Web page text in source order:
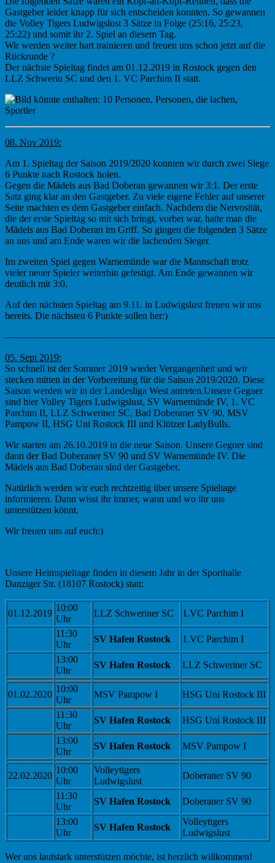
Gastgeber leider knapp für sich entscheiden konnten. So gewannen
die Volley Tigers Ludwigslust 3 Sätze in Folge (25:16, 25:23,
25:22) und somit ihr 2. Spiel an diesem Tag.
Wir werden weiter hart trainieren und freuen uns schon jetzt auf die
Rückrunde ?
Der nächste Spieltag findet am 01.12.2019 in Rostock gegen den
LLZ Schwerin SC und den 1. VC Parchim II statt.
08. Nov 2019:
Am 1. Spieltag der Saison 2019/2020 konnten wir durch zwei Siege
6 Punkte nach Rostock holen.
Gegen die Mädels aus Bad Doberan gewannen wir 3:1. Der erste
Satz ging klar an den Gastgeber. Zu viele eigene Fehler auf unserer
Seite machten es dem Gastgeber einfach. Nachdem die Nervosität,
die der erste Spieltag so mit sich bringt, vorbei war, hatte man die
Mädels aus Bad Doberan im Griff. So gingen die folgenden 3 Sätze
an uns und am Ende waren wir die lachenden Sieger.
Im zweiten Spiel gegen Warnemünde war die Mannschaft trotz
vieler neuer Spieler weiterhin gefestigt. Am Ende gewannen wir
deutlich mit 3:0.
Auf den nächsten Spieltag am 9.11. in Ludwigslust freuen wir uns
bereits. Die nächsten 6 Punkte sollen her:)
05. Sept 2019:
So schnell ist der Sommer 2019 wieder Vergangenheit und wir
stecken mitten in der Vorbereitung für die Saison 2019/2020. Diese
Saison werden wir in der Landesliga West antreten.Unsere Gegner
sind hier Volley Tigers Ludwigslust, SV Warnemünde IV, 1. VC
Parchim II, LLZ Schweriner SC, Bad Doberaner SV 90, MSV
Pampow II, HSG Uni Rostock III und Klützer LadyBulls.
Wir starten am 26.10.2019 in die neue Saison. Unsere Gegner sind
dann der Bad Doberaner SV 90 und SV Warnemünde IV. Die
Mädels aus Bad Doberan sind der Gastgeber.
Natürlich werden wir euch rechtzeitig über unsere Spieltage
informieren. Dann wisst ihr immer, wann und wo ihr uns
unterstützen könnt.
Wir freuen uns auf euch:)
Unsere Heimspieltage finden in diesem Jahr in der Sporthalle
Danziger Str. (18107 Rostock) statt:
01.12.2019
10:00
Uhr
LLZ Schweriner SC
1.VC Parchim I
11:30
Uhr
SV Hafen Rostock
1.VC Parchim I
13:00
Uhr
SV Hafen Rostock LLZ Schweriner SC
01.02.2020
10:00
Uhr
MSV Pampow I
HSG Uni Rostock III
11:30
Uhr
SV Hafen Rostock
HSG Uni Rostock III
13:00
Uhr
SV Hafen Rostock MSV Pampow I
22.02.2020
10:00
Uhr
Volleytigers
Ludwigslust
Doberaner SV 90
11:30
Uhr
SV Hafen Rostock
Doberaner SV 90
13:00
Uhr
SV Hafen Rostock
Volleytigers
Ludwigslust
Wer uns lautstark unterstützen möchte, ist herzlich willkommen!